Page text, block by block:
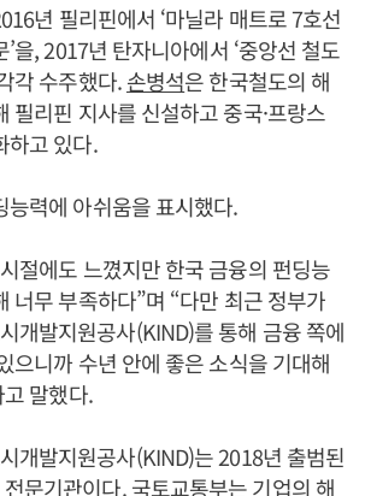
년 필리핀에서 ‘마닐라 매트로 7호선
’을, 2017년 탄자니아에서 ‘중앙선 철도
각 수주했다.손병석은 한국철도의 해
필리핀 지사를 신설하고 중국·프랑스
하고 있다.
능력에 아쉬움을 표시했다.
절에도 느꼈지만 한국 금융의 펀딩능
너무 부족하다”며 “다만 최근 정부가
개발지원공사(KIND)를 통해 금융 쪽에
으니까 수년 안에 좋은 소식을 기대해
말했다.
개발지원공사(KIND)는 2018년 출범된
문기관이다. 국토교통부는 기업의 해